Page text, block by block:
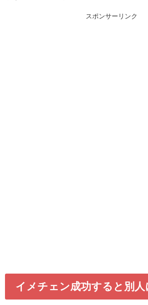
スポンサーリンク
イメチェン成功すると別人